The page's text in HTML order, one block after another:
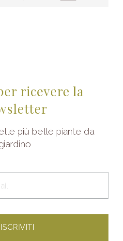
ricevere la
più belle piante da